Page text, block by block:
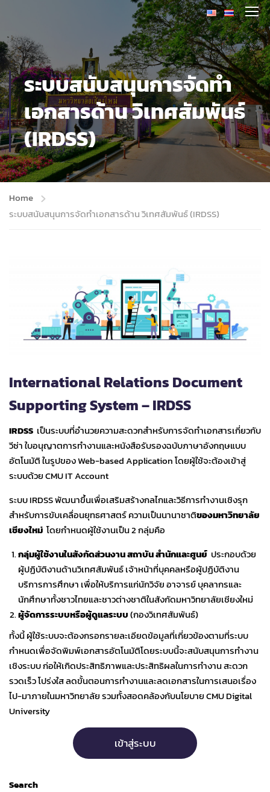
ระบบสนับสนุนการจัดทำ
เอกสารด้าน วิเทศสัมพันธ์
(IRDSS)
Home
ระบบสนับสนุนการจัดทำเอกสารด้าน วิเทศสัมพันธ์ (IRDSS)
International Relations Document
Supporting System – IRDSS
IRDSS เป็นระบบที่อำนวยความสะดวกสำหรับการจัดทำเอกสารเกี่ยวกับ
วีซ่า ใบอนุญาตการทำงานและหนังสือรับรองฉบับภาษาอังกฤษแบบ
อัตโนมัติ ในรูปของ Web-based Application โดยผู้ใช้จะต้องเข้าสู่
ระบบด้วย CMU IT Account
ระบบ IRDSS พัฒนาขึ้นเพื่อเสริมสร้างกลไกและวิธีการทำงานเชิงรุก
สำหรับการขับเคลื่อนยุทธศาสตร์ ความเป็นนานาชาติของมหาวิทยาลัย
เชียงใหม่ โดยกำหนดผู้ใช้งานเป็น 2 กลุ่มคือ
กลุ่มผู้ใช้งานในสังกัดส่วนงาน สถาบัน สำนักและศูนย์ ประกอบด้วย
ผู้ปฏิบัติงานด้านวิเทศสัมพันธ์ เจ้าหน้าที่บุคคลหรือผู้ปฏิบัติงาน
บริการการศึกษา เพื่อให้บริการแก่นักวิจัย อาจารย์ บุคลากรและ
นักศึกษาทั้งชาวไทยและชาวต่างชาติในสังกัดมหาวิทยาลัยเชียงใหม่
ผู้จัดการระบบหรือผู้ดูแลระบบ(กองวิเทศสัมพันธ์)
ทั้งนี้ ผู้ใช้ระบบจะต้องกรอกรายละเอียดข้อมูลที่เกี่ยวข้องตามที่ระบบ
กำหนดเพื่อจัดพิมพ์เอกสารอัตโนมัติโดยระบบนี้จะสนับสนุนการทำงาน
เชิงระบบ ก่อให้เกิดประสิทธิภาพและประสิทธิผลในการทำงาน สะดวก
รวดเร็ว โปร่งใส ลดขั้นตอนการทำงานและลดเอกสารในการเสนอเรื่อง
ไป-มาภายในมหาวิทยาลัย รวมทั้งสอดคล้องกับนโยบาย CMU Digital
University
เข้าสู่ระบบ
Search